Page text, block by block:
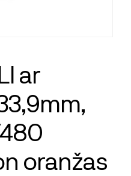
ar
oranžas